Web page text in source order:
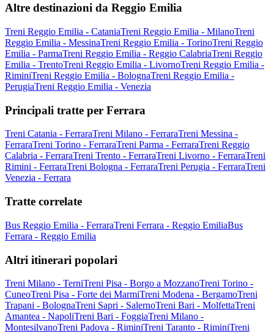
Altre destinazioni da Reggio Emilia
Treni Reggio Emilia - CataniaTreni Reggio Emilia - MilanoTreni
Reggio Emilia - MessinaTreni Reggio Emilia - TorinoTreni Reggio
Emilia - ParmaTreni Reggio Emilia - Reggio CalabriaTreni Reggio
Emilia - TrentoTreni Reggio Emilia - LivornoTreni Reggio Emilia -
RiminiTreni Reggio Emilia - BolognaTreni Reggio Emilia -
PerugiaTreni Reggio Emilia - Venezia
Principali tratte per Ferrara
Treni Catania - FerraraTreni Milano - FerraraTreni Messina -
FerraraTreni Torino - FerraraTreni Parma - FerraraTreni Reggio
Calabria - FerraraTreni Trento - FerraraTreni Livorno - FerraraTreni
Rimini - FerraraTreni Bologna - FerraraTreni Perugia - FerraraTreni
Venezia - Ferrara
Tratte correlate
Bus Reggio Emilia - FerraraTreni Ferrara - Reggio EmiliaBus
Ferrara - Reggio Emilia
Altri itinerari popolari
Treni Milano - TerniTreni Pisa - Borgo a MozzanoTreni Torino -
CuneoTreni Pisa - Forte dei MarmiTreni Modena - BergamoTreni
Trapani - BolognaTreni Sapri - SalernoTreni Bari - MolfettaTreni
Amantea - NapoliTreni Bari - FoggiaTreni Milano -
MontesilvanoTreni Padova - RiminiTreni Taranto - RiminiTreni